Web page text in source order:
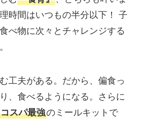
時間はいつもの半分以下！ 子
べ物に次々とチャレンジする
工夫がある。だから、偏食っ
、食べるようになる。さらに
コスパ最強のミールキットで